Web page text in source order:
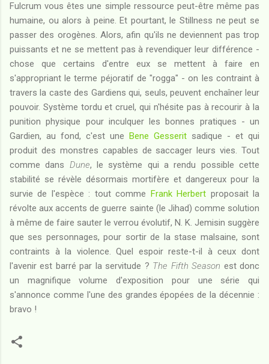
Fulcrum vous êtes une simple ressource peut-être même pas
humaine, ou alors à peine. Et pourtant, le Stillness ne peut se
passer des orogènes. Alors, afin qu'ils ne deviennent pas trop
puissants et ne se mettent pas à revendiquer leur différence -
chose que certains d'entre eux se mettent à faire en
s'appropriant le terme péjoratif de "rogga" - on les contraint à
travers la caste des Gardiens qui, seuls, peuvent enchaîner leur
pouvoir. Système tordu et cruel, qui n'hésite pas à recourir à la
punition physique pour inculquer les bonnes pratiques - un
Gardien, au fond, c'est une Bene Gesserit sadique - et qui
produit des monstres capables de saccager leurs vies. Tout
comme dans Dune, le système qui a rendu possible cette
stabilité se révèle désormais mortifère et dangereux pour la
survie de l'espèce : tout comme Frank Herbert proposait la
révolte aux accents de guerre sainte (le Jihad) comme solution
à même de faire sauter le verrou évolutif, N. K. Jemisin suggère
que ses personnages, pour sortir de la stase malsaine, sont
contraints à la violence. Quel espoir reste-t-il à ceux dont
l'avenir est barré par la servitude ? The Fifth Season est donc
un magnifique volume d'exposition pour une série qui
s'annonce comme l'une des grandes épopées de la décennie :
bravo !